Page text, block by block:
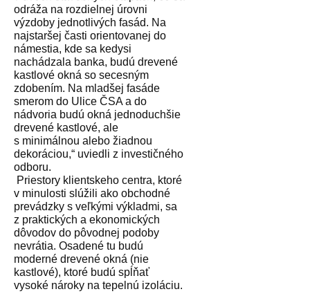
odráža na rozdielnej úrovni
výzdoby jednotlivých fasád. Na
najstaršej časti orientovanej do
námestia, kde sa kedysi
nachádzala banka, budú drevené
kastlové okná so secesným
zdobením. Na mladšej fasáde
smerom do Ulice ČSA a do
nádvoria budú okná jednoduchšie
drevené kastlové, ale
s minimálnou alebo žiadnou
dekoráciou,“ uviedli z investičného
odboru.
Priestory klientskeho centra, ktoré
v minulosti slúžili ako obchodné
prevádzky s veľkými výkladmi, sa
z praktických a ekonomických
dôvodov do pôvodnej podoby
nevrátia. Osadené tu budú
moderné drevené okná (nie
kastlové), ktoré budú spĺňať
vysoké nároky na tepelnú izoláciu.